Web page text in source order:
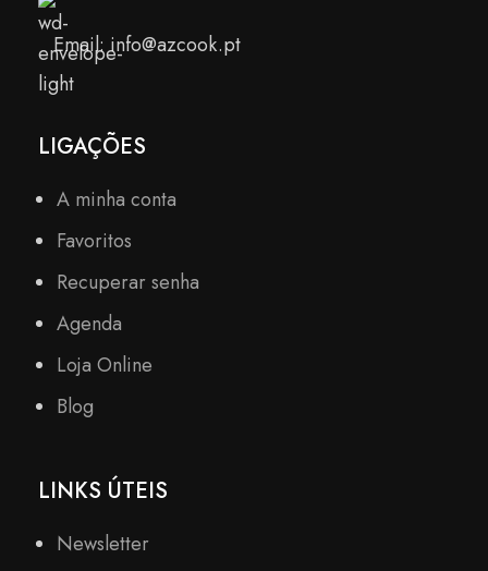
Email: info@azcook.pt
LIGAÇÕES
A minha conta
Favoritos
Recuperar senha
Agenda
Loja Online
Blog
LINKS ÚTEIS
Newsletter